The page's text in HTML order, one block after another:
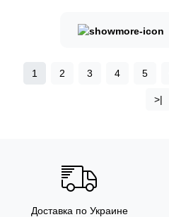
1 2 3 4 5
>|
Доставка по Украине